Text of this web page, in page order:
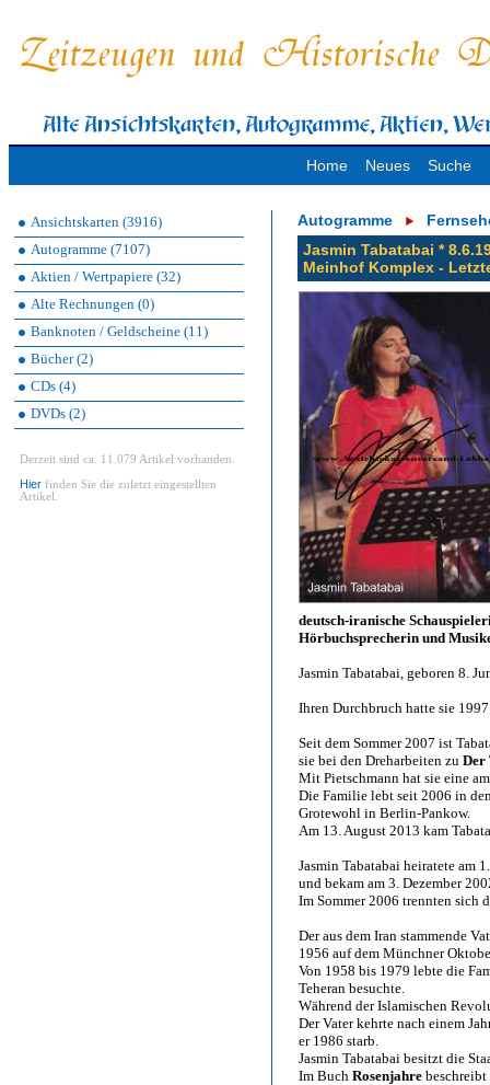
Home Neues Suche
Ansichtskarten (3916)
Autogramme (7107)
Aktien / Wertpapiere (32)
Alte Rechnungen (0)
Banknoten / Geldscheine (11)
Bücher (2)
CDs (4)
DVDs (2)
Derzeit sind ca. 11.079 Artikel vorhanden.
Hier finden Sie die zuletzt eingestellten
Artikel.
Autogramme
Jasmin Tabatabai *
Meinhof Komplex -
deutsch-iranische
Hörbuchsprecherin und
Jasmin Tabatabai, geboren 8.
Ihren Durchbruch hatte sie
Seit dem Sommer 2007 ist
sie bei den Dreharbeiten zu Der
Mit Pietschmann hat sie eine
Die Familie lebt seit 2006 in
Grotewohl in Berlin-Pankow.
Am 13. August 2013 kam
Jasmin Tabatabai heiratete am
und bekam am 3. Dezember
Im Sommer 2006 trennten sich
Der aus dem Iran stammende
1956 auf dem Münchner
Von 1958 bis 1979 lebte die
Teheran besuchte.
Während der Islamischen
Der Vater kehrte nach einem
er 1986 starb.
Jasmin Tabatabai besitzt die
Im Buch Rosenjahre